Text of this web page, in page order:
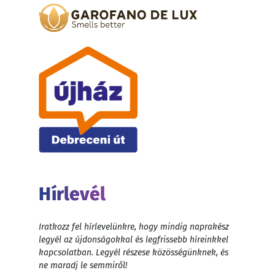
Hírlevél
Iratkozz fel hírlevelünkre, hogy mindig naprakész
legyél az újdonságokkal és legfrissebb híreinkkel
kapcsolatban. Legyél részese közösségünknek, és
ne maradj le semmiről!